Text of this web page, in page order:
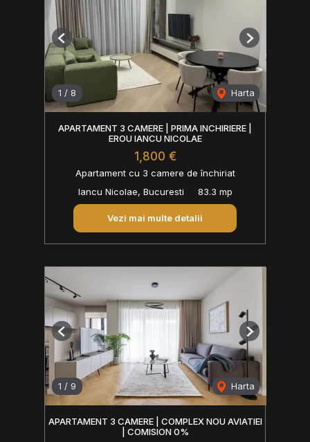
1 / 8 Harta
Previous Next
APARTAMENT 3 CAMERE | PRIMA INCHIRIERE |
EROU IANCU NICOLAE
1,800 €
Apartament cu 3 camere de închiriat
Iancu Nicolae, Bucuresti
83.3 mp
Vezi mai multe detalii
1 / 9 Harta
Previous Next
APARTAMENT 3 CAMERE | COMPLEX NOU AVIATIEI
| COMISION 0%